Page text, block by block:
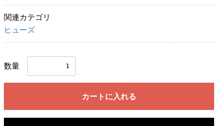
関連カテゴリ
ヒューズ
数量
カートに入れる